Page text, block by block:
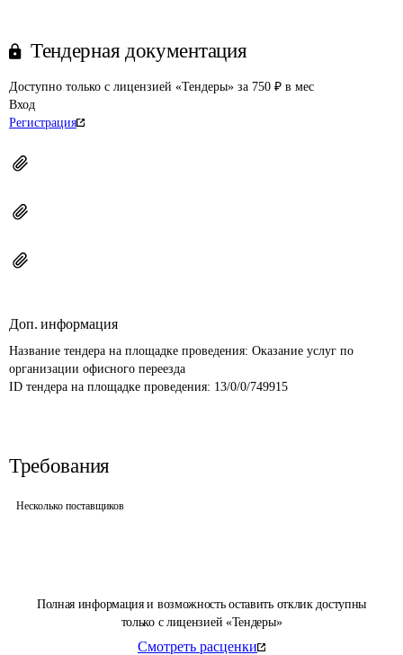
Полная информация и возможность оставить отклик доступны
только с лицензией «Тендеры»
Смотреть расценки
Тендерная документация
Доступно только с лицензией «Тендеры» за 750 ₽ в мес
Вход
Регистрация
Доп. информация
Название тендера на площадке проведения: Оказание услуг по
организации офисного переезда
ID тендера на площадке проведения: 13/0/0/749915
Требования
Несколько поставщиков